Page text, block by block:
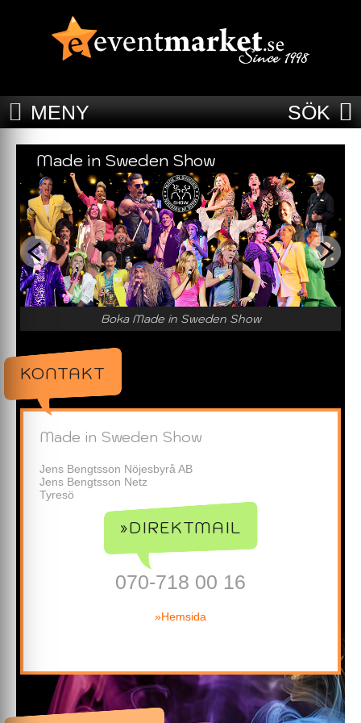
MENY SÖK
Made in Sweden Show
Boka Made in Sweden Show
KONTAKT
Made in Sweden Show
Jens Bengtsson Nöjesbyrå AB
Jens Bengtsson Netz
Tyresö
»DIREKTMAIL
070-718 00 16
»Hemsida